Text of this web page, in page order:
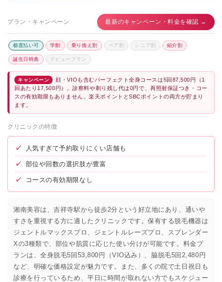
プラン・キャンペーン 最新のキャンペーン・料金を確認 →
都度払い可 学割 乗り換え割 ペア割 シニア割 紹介割
誕生日特典 デビュープラン
キャンペーン
顔・VIOも含むパーフェクト全身コースは5回87,500円（1
回あたり17,500円）。診察料や剃り残し代は0円で、再照射保証つき・コー
スの有効期限もありません。楽天ポイントとSBCポイントの両方が貯まり
ます。
クリニックの特徴
✓ 人気すぎて予約取りにくい店舗も
✓ 部位や回数の選択肢が豊富
✓ コースの有効期限なし
湘南美容は、吉祥寺駅から徒歩2分という好立地にあり、通いや
すさを重視する方に適したクリニックです。保有する脱毛機器は
ジェントルマックスプロ、ジェントルレーズプロ、スプレンダー
Xの3種類で、部位や肌質に応じた使い分けが可能です。料金プ
ランは、全身脱毛5回53,800円（VIO込み）、脇脱毛5回2,480円
など、明確な価格設定が魅力です。また、多くの院で土日祝日も
診療を行っているため、平日に時間が取れない方でもスケジュー